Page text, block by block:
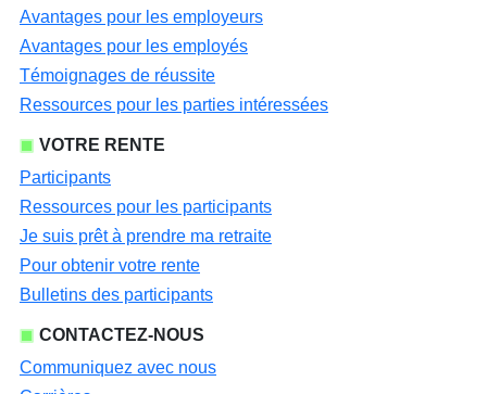
Avantages pour les employeurs
Avantages pour les employés
Témoignages de réussite
Ressources pour les parties intéressées
VOTRE RENTE
Participants
Ressources pour les participants
Je suis prêt à prendre ma retraite
Pour obtenir votre rente
Bulletins des participants
CONTACTEZ-NOUS
Communiquez avec nous